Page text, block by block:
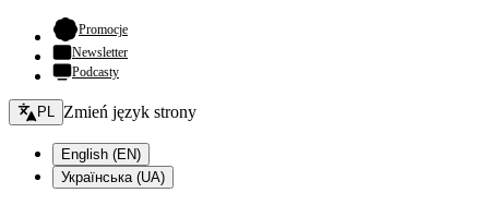
Promocje- otwiera się w nowej karcie
Newsletter
Podcasty
Zmień język - bieżący:
PL Zmień język strony
English (EN)
Українська (UA)